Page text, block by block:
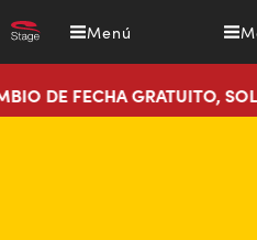
al
principal
Menú
GRATUITO, SOLO AQUÍ,